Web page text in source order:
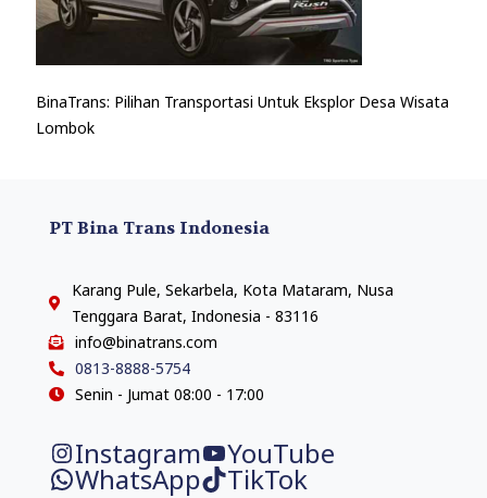
BinaTrans: Pilihan Transportasi Untuk Eksplor Desa Wisata
Lombok
PT Bina Trans Indonesia
Karang Pule, Sekarbela, Kota Mataram, Nusa
Tenggara Barat, Indonesia - 83116
info@binatrans.com
0813-8888-5754
Senin - Jumat 08:00 - 17:00
Instagram YouTube
WhatsApp TikTok